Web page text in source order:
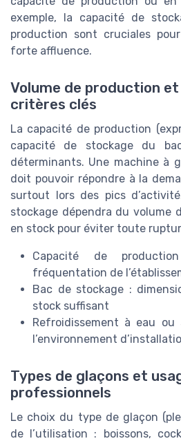
exemple, la capacité de
production sont cruciales
forte affluence.
Volume de production
critères clés
La capacité de production
capacité de stockage du
déterminants. Une machine à
doit pouvoir répondre à la
surtout lors des pics
stockage dépendra du volume
en stock pour éviter toute
Capacité de
fréquentation de
Bac de stockage :
stock suffisant
Refroidissement à eau
l’environnement
Types de glaçons et
professionnels
Le choix du type de glaçon
de l’utilisation : boissons,